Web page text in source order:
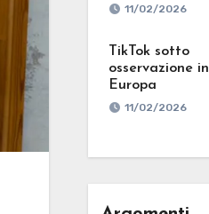
11/02/2026
TikTok sotto
osservazione in
Europa
11/02/2026